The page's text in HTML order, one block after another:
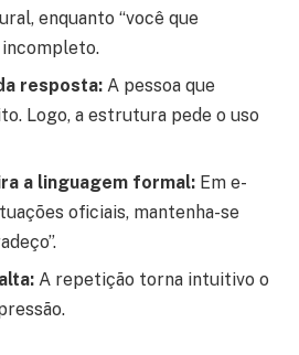
enquanto “você que
incompleto.
resposta: A pessoa que
Logo, a estrutura pede o uso
a linguagem formal: Em e-
oficiais, mantenha-se
A repetição torna intuitivo o